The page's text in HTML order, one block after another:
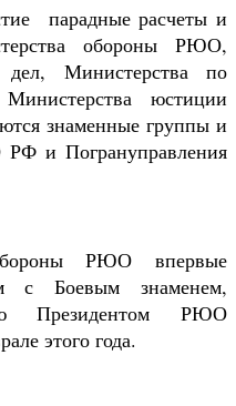
парадные расчеты и
обороны РЮО,
дел, Министерства по
юстиции
знаменные группы и
и Погрануправления
РЮО впервые
с Боевым знаменем,
Президентом РЮО
этого года.